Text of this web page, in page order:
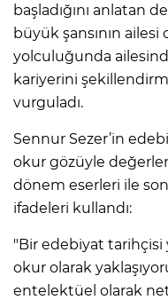
başladığını anlatan
büyük şansının
yolculuğunda
kariyerini
vurguladı.
Sennur Sezer’in
okur gözüyle
dönem eserleri ile
ifadeleri kullandı:
"Bir edebiyat tarihçisi
okur olarak
entelektüel olarak